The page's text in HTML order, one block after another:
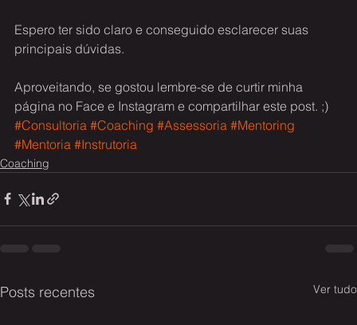
Espero ter sido claro e conseguido esclarecer suas
principais dúvidas.
Aproveitando, se gostou lembre-se de curtir minha
página no Face e Instagram e compartilhar este post. ;)
#Consultoria #Coaching #Assessoria #Mentoring
#Mentoria #Instrutoria
Coaching
Posts recentes Ver tudo